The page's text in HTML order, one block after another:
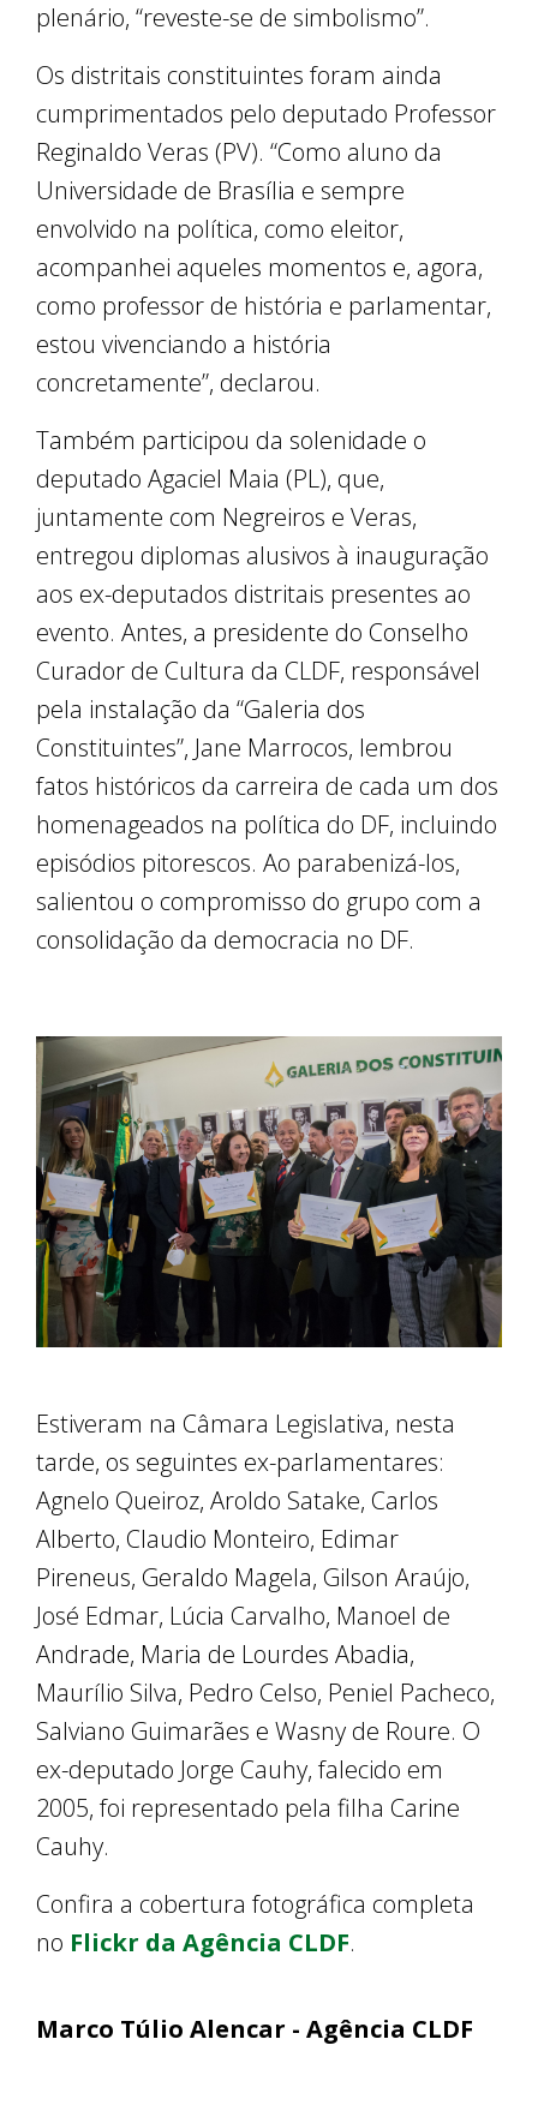
plenário, “reveste-se de simbolismo”.
Os distritais constituintes foram ainda
cumprimentados pelo deputado Professor
Reginaldo Veras (PV). “Como aluno da
Universidade de Brasília e sempre
envolvido na política, como eleitor,
acompanhei aqueles momentos e, agora,
como professor de história e parlamentar,
estou vivenciando a história
concretamente”, declarou.
Também participou da solenidade o
deputado Agaciel Maia (PL), que,
juntamente com Negreiros e Veras,
entregou diplomas alusivos à inauguração
aos ex-deputados distritais presentes ao
evento. Antes, a presidente do Conselho
Curador de Cultura da CLDF, responsável
pela instalação da “Galeria dos
Constituintes”, Jane Marrocos, lembrou
fatos históricos da carreira de cada um dos
homenageados na política do DF, incluindo
episódios pitorescos. Ao parabenizá-los,
salientou o compromisso do grupo com a
consolidação da democracia no DF.
Estiveram na Câmara Legislativa, nesta
tarde, os seguintes ex-parlamentares:
Agnelo Queiroz, Aroldo Satake, Carlos
Alberto, Claudio Monteiro, Edimar
Pireneus, Geraldo Magela, Gilson Araújo,
José Edmar, Lúcia Carvalho, Manoel de
Andrade, Maria de Lourdes Abadia,
Maurílio Silva, Pedro Celso, Peniel Pacheco,
Salviano Guimarães e Wasny de Roure. O
ex-deputado Jorge Cauhy, falecido em
2005, foi representado pela filha Carine
Cauhy.
Confira a cobertura fotográfica completa
no Flickr da Agência CLDF.
Marco Túlio Alencar - Agência CLDF